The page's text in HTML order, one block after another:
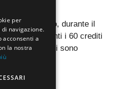
tutto questo, durante il
essere raggiunti i 60 crediti
Essi sono
per
navigazione.
acconsenti a
la nostra